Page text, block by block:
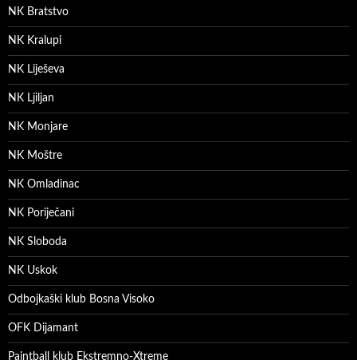
NK Bratstvo
NK Kralupi
NK Liješeva
NK Ljiljan
NK Monjare
NK Moštre
NK Omladinac
NK Poriječani
NK Sloboda
NK Uskok
Odbojkaški klub Bosna Visoko
OFK Dijamant
Paintball klub Ekstremno-Xtreme